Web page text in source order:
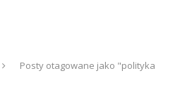
Posty otagowane jako "polityka